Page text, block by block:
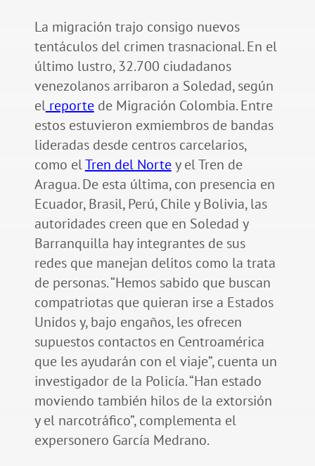
La migración trajo consigo nuevos
tentáculos del crimen trasnacional. En el
último lustro, 32.700 ciudadanos
venezolanos arribaron a Soledad, según
elreportede Migración Colombia. Entre
estos estuvieron exmiembros de bandas
lideradas desde centros carcelarios,
como elTren del Nortey el Tren de
Aragua. De esta última, con presencia en
Ecuador, Brasil, Perú, Chile y Bolivia, las
autoridades creen que en Soledad y
Barranquilla hay integrantes de sus
redes que manejan delitos como la trata
de personas. “Hemos sabido que buscan
compatriotas que quieran irse a Estados
Unidos y, bajo engaños, les ofrecen
supuestos contactos en Centroamérica
que les ayudarán con el viaje”, cuenta un
investigador de la Policía. “Han estado
moviendo también hilos de la extorsión
y el narcotráfico”, complementa el
expersonero García Medrano.